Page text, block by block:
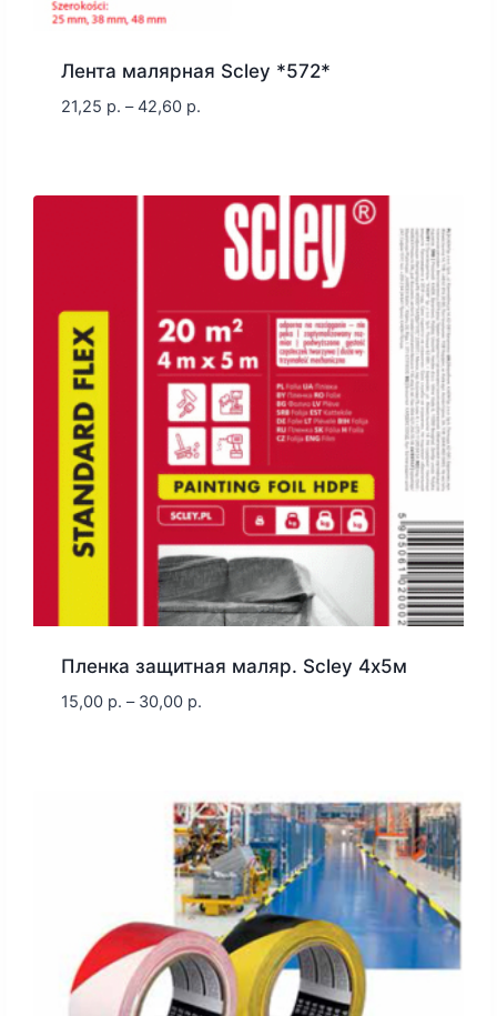
Лента малярная Scley *572*
21,25 р. –42,60 р.
Пленка защитная маляр. Scley 4х5м
15,00 р. – 30,00 р.